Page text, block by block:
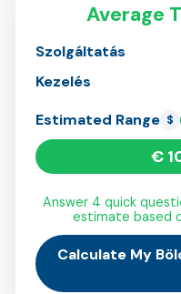
Average
Szolgáltatás
Kezelés
Estimated Range $
€
Answer 4 quick
estimate based
Calculate My